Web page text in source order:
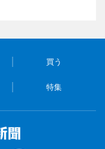
買う
特集